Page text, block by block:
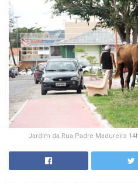
Jardim da Rua Padre Madureira